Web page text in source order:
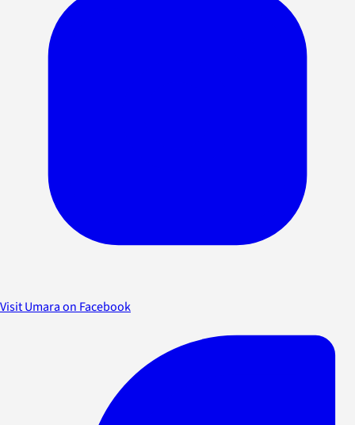
Visit Umara on Facebook